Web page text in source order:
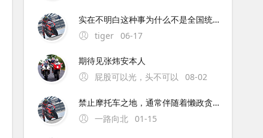
实在不明白这种事为什么不是全国统一执行呢？中央与地方的权限这么混乱的吗？全国每个地方都不同规定,这是要独立造反吗？
tiger 06-17
期待见张炜安本人
屁股可以光，头不可以
08-02
禁止摩托车之地，通常伴随着懒政贪官。为解禁摩的地方点赞！
一路向北 01-15